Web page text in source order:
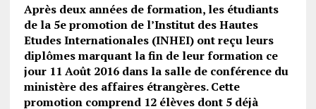
Après deux années de formation, les étudiants
de la 5e promotion de l’Institut des Hautes
Etudes Internationales (INHEI) ont reçu leurs
diplômes marquant la fin de leur formation ce
jour 11 Août 2016 dans la salle de conférence du
ministère des affaires étrangères. Cette
promotion comprend 12 élèves dont 5 déjà